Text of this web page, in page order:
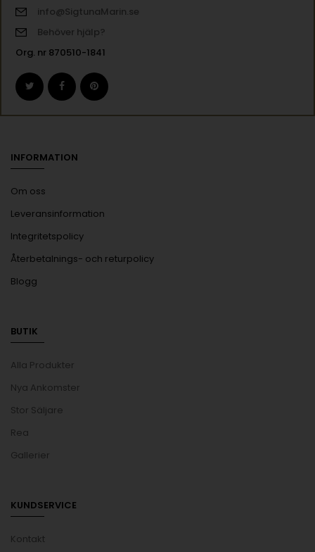
info@SigtunaMarin.se
Behöver hjälp?
Org. nr 870510-1841
INFORMATION
Om oss
Leveransinformation
Integritetspolicy
Återbetalnings- och returpolicy
Blogg
BUTIK
Alla Produkter
Nya Ankomster
Stor Säljare
Rea
Gallerier
KUNDSERVICE
Kontakt